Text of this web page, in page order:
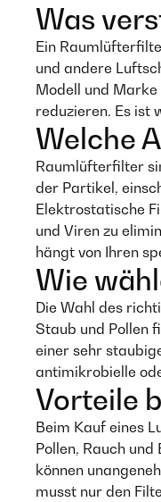
Was
Ein
und andere
Modell und
reduzieren. Es ist
Welche
Raumlüfterfilter
der Partikel,
Elektrostatische
und Viren zu
hängt von Ihren
Wie
Die Wahl des
Staub und Pollen
einer sehr
antimikrobielle
Vorteile
Beim Kauf eines
Pollen, Rauch
können
musst nur den